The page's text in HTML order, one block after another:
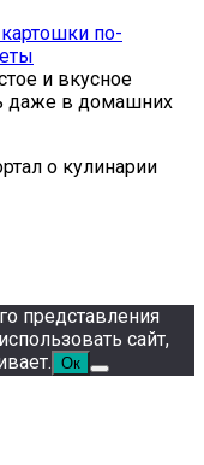
по-
и вкусное
даже в домашних
о кулинарии
представления
сайт,
Ок